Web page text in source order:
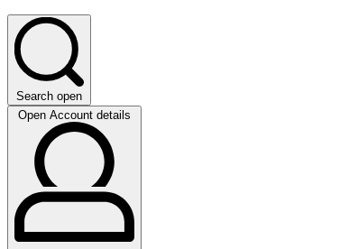
Search open
Open Account details